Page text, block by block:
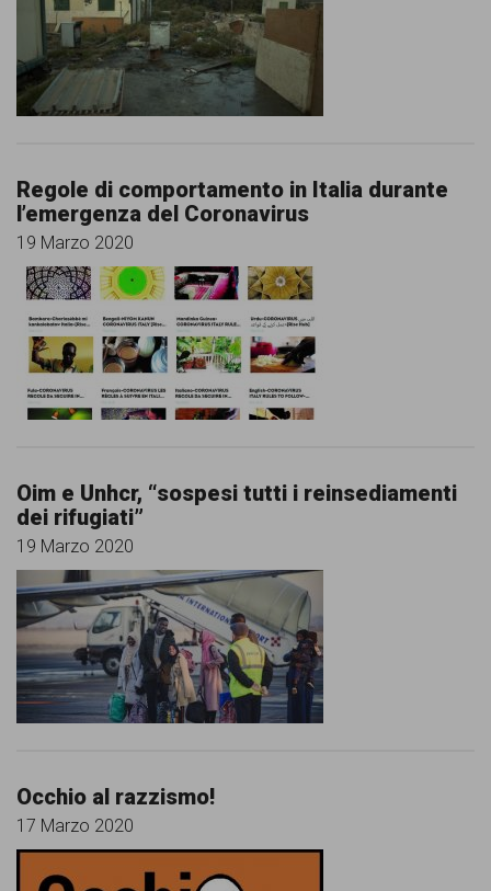
Regole di comportamento in Italia durante
l’emergenza del Coronavirus
19 Marzo 2020
Oim e Unhcr, “sospesi tutti i reinsediamenti
dei rifugiati”
19 Marzo 2020
Occhio al razzismo!
17 Marzo 2020